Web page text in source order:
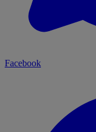
Facebook